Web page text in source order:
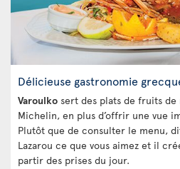
Délicieuse gastronomie
Varoulko sert des plats de fruits
Michelin, en plus d’offrir une vue
Plutôt que de consulter le menu,
Lazarou ce que vous aimez et il
partir des prises du jour.